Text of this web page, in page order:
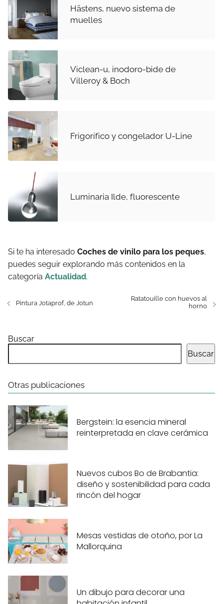
Hästens, nuevo sistema de
muelles
Viclean-u, inodoro-bide de
Villeroy & Boch
Frigorífico y congelador U-Line
Luminaria Ilde, fluorescente
Si te ha interesado Coches de vinilo para los peques,
puedes seguir explorando más contenidos en la
categoría Actualidad.
Pintura Jotaprof, de Jotun
Ratatouille con huevos al
horno
Buscar
Buscar
Otras publicaciones
Bergstein: la esencia mineral
reinterpretada en clave cerámica
Nuevos cubos Bo de Brabantia:
diseño y sostenibilidad para cada
rincón del hogar
Mesas vestidas de otoño, por La
Mallorquina
Un dibujo para decorar una